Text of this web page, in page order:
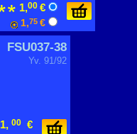
1,00 €
1,75 €
FSU037-38
Yv. 91/92
1, 00 €